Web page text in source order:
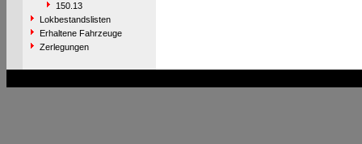
150.13
Lokbestandslisten
Erhaltene Fahrzeuge
Zerlegungen